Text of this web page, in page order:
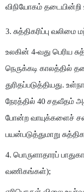
விநியோகம் தடையின்றி
3. சுத்திகரிப்பு வலிமை
உலகின் 4-வது பெரிய
நெருக்கடி காலத்தில்
துரிதப்படுத்தியது.
நேரத்தில் 40 சதவீதம்
போன்ற வாயுக்களைச்
பயன்படுத்துமாறு
4. பொருளாதாரப்
வணிகங்கள்);